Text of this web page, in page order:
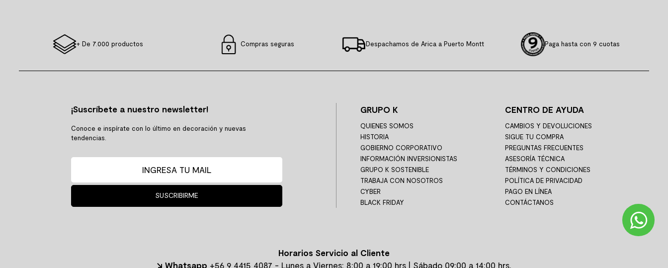
+ De 7.000 productos Compras seguras Despachamos de Arica a Puerto Montt Paga hasta con 9 cuotas
¡Suscríbete a nuestro newsletter!
Conoce e inspírate con lo último en decoración y nuevas
tendencias.
SUSCRIBIRME
GRUPO K
QUIENES SOMOS
HISTORIA
GOBIERNO CORPORATIVO
INFORMACIÓN INVERSIONISTAS
GRUPO K SOSTENIBLE
TRABAJA CON NOSOTROS
CYBER
BLACK FRIDAY
CENTRO DE AYUDA
CAMBIOS Y DEVOLUCIONES
SIGUE TU COMPRA
PREGUNTAS FRECUENTES
ASESORÍA TÉCNICA
TÉRMINOS Y CONDICIONES
POLÍTICA DE PRIVACIDAD
PAGO EN LÍNEA
CONTÁCTANOS
Horarios Servicio al Cliente
↘ Whatsapp +56 9 4415 4087 - Lunes a Viernes: 8:00 a 19:00 hrs | Sábado 09:00 a 14:00 hrs.